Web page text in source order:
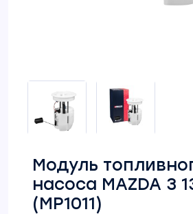
Модуль
насоса MAZDA 3
(MP1011)